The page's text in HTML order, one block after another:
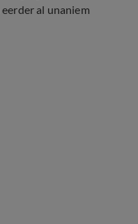
al unaniem